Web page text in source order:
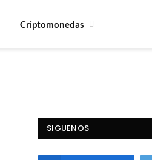
Criptomonedas
SIGUENOS